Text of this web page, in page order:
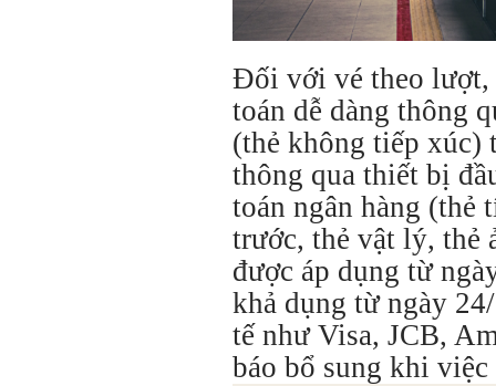
Đối với vé theo lượt,
toán dễ dàng thông
(thẻ không tiếp xúc)
thông qua thiết bị
toán ngân hàng (thẻ
trước, thẻ vật lý, thẻ
được áp dụng từ
khả dụng từ ngày
tế như Visa, JCB,
báo bổ sung khi